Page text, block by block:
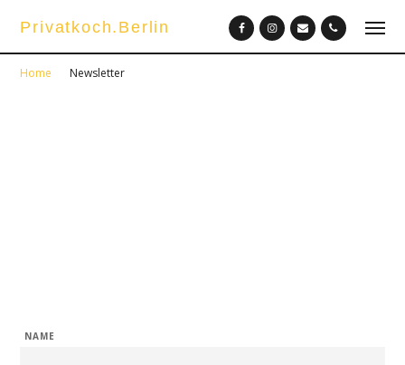
Privatkoch.Berlin
Home Newsletter
NAME